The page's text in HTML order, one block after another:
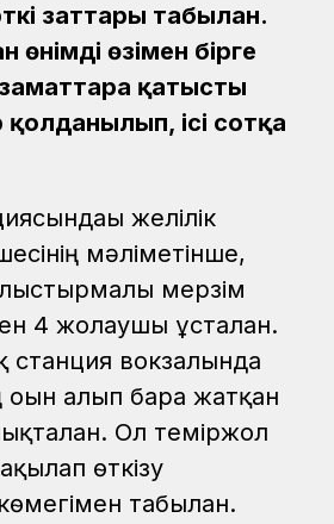
заттары табылған.
өнімді өзімен бірге
қатысты
қолданылып, ісі сотқа
желілік
мәліметінше,
мерзім
4 жолаушы ұсталған.
станция вокзалында
алып бара жатқан
Ол теміржол
өткізу
табылған.